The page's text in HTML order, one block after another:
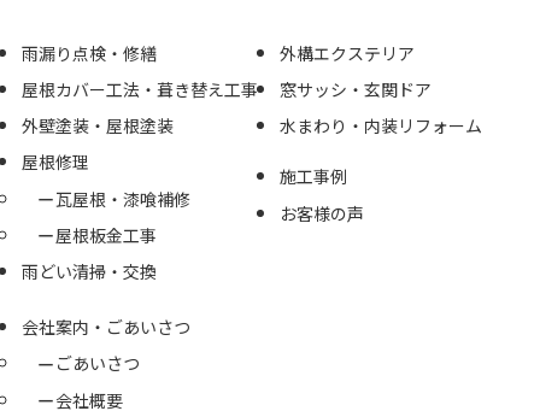
雨漏り点検・修繕
屋根カバー工法・葺き替え工事
外壁塗装・屋根塗装
屋根修理
瓦屋根・漆喰補修
屋根板金工事
雨どい清掃・交換
外構エクステリア
窓サッシ・玄関ドア
水まわり・内装リフォーム
施工事例
お客様の声
会社案内・ごあいさつ
ごあいさつ
会社概要